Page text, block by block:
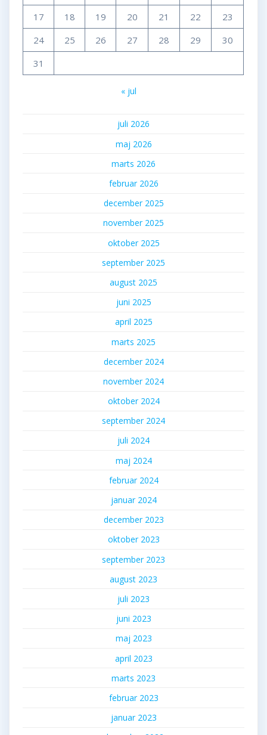
17
18 19 20 21 22
23
24
25 26 27 28 29
30
31
« jul
juli 2026
maj 2026
marts 2026
februar 2026
december 2025
november 2025
oktober 2025
september 2025
august 2025
juni 2025
april 2025
marts 2025
december 2024
november 2024
oktober 2024
september 2024
juli 2024
maj 2024
februar 2024
januar 2024
december 2023
oktober 2023
september 2023
august 2023
juli 2023
juni 2023
maj 2023
april 2023
marts 2023
februar 2023
januar 2023